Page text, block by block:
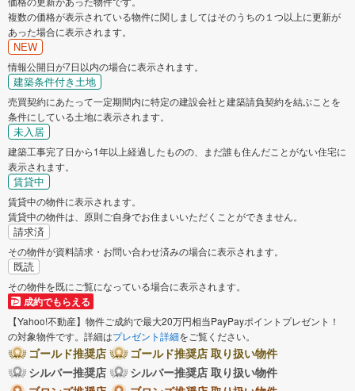
複数の価格が表示されている物件に関しましてはそのうちの１つ以上に更新が
あった場合に表示されます。
NEW
情報公開日が7日以内の場合に表示されます。
建築条件付き土地
売買契約にあたって一定期間内に特定の建設会社と建築請負契約を結ぶことを
条件にしている土地に表示されます。
未入居
建築工事完了日から1年以上経過したものの、まだ誰も住んだことがない住宅に
表示されます。
賃貸中
賃貸中の物件に表示されます。
賃貸中の物件は、原則ご自身でお住まいいただくことができません。
請求済
その物件が資料請求・お問い合わせ済みの場合に表示されます。
既読
その物件を既にご覧になっている場合に表示されます。
成約でもらえる
【Yahoo!不動産】物件ご成約で最大20万円相当PayPayポイントプレゼント！
の対象物件です。詳細はプレゼント詳細をご覧ください。
ゴールド推奨店
ゴールド推奨店 取り扱い物件
シルバー推奨店
シルバー推奨店 取り扱い物件